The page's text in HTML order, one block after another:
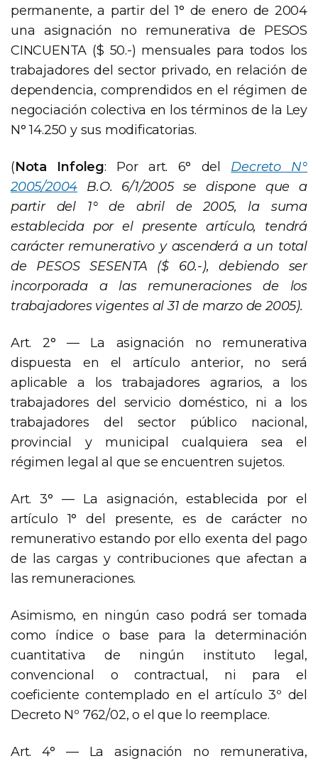
permanente, a partir del 1° de enero de 2004
una asignación no remunerativa de PESOS
CINCUENTA ($ 50.-) mensuales para todos los
trabajadores del sector privado, en relación de
dependencia, comprendidos en el régimen de
negociación colectiva en los términos de la Ley
N° 14.250 y sus modificatorias.
(Nota Infoleg: Por art. 6° del Decreto N°
2005/2004 B.O. 6/1/2005 se dispone que a
partir del 1° de abril de 2005, la suma
establecida por el presente artículo, tendrá
carácter remunerativo y ascenderá a un total
de PESOS SESENTA ($ 60.-), debiendo ser
incorporada a las remuneraciones de los
trabajadores vigentes al 31 de marzo de 2005).
Art. 2° — La asignación no remunerativa
dispuesta en el artículo anterior, no será
aplicable a los trabajadores agrarios, a los
trabajadores del servicio doméstico, ni a los
trabajadores del sector público nacional,
provincial y municipal cualquiera sea el
régimen legal al que se encuentren sujetos.
Art. 3° — La asignación, establecida por el
artículo 1° del presente, es de carácter no
remunerativo estando por ello exenta del pago
de las cargas y contribuciones que afectan a
las remuneraciones.
Asimismo, en ningún caso podrá ser tomada
como índice o base para la determinación
cuantitativa de ningún instituto legal,
convencional o contractual, ni para el
coeficiente contemplado en el artículo 3º del
Decreto Nº 762/02, o el que lo reemplace.
Art. 4° — La asignación no remunerativa,